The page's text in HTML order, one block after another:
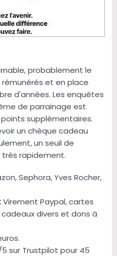
probablement le
et en place
d'années. Les enquêtes
de parrainage est
supplémentaires.
un chèque cadeau
un seuil de
rapidement.
Sephora, Yves Rocher,
Virement Paypal, cartes
divers et dons à
5 sur Trustpilot pour 45